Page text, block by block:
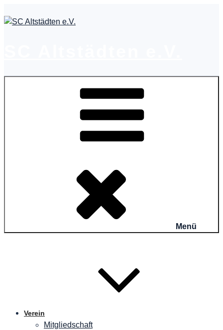
Inhalt
Menü
Verein
Mitgliedschaft